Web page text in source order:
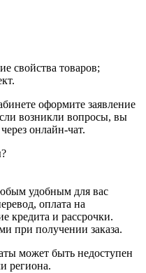
свойства товаров;
оформите заявление
возникли вопросы, вы
онлайн-чат.
удобным для вас
оплата на
кредита и рассрочки.
при получении заказа.
может быть недоступен
региона.